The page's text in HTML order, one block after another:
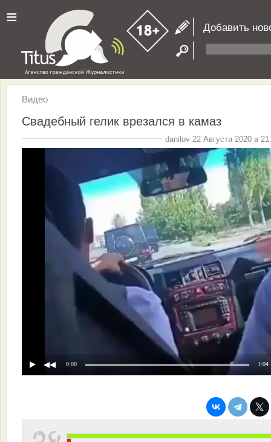
≡ Добавить
Видео
Свадебный гелик врезался в камаз
danilov 22 Августа 2020 в
0:00 1:04